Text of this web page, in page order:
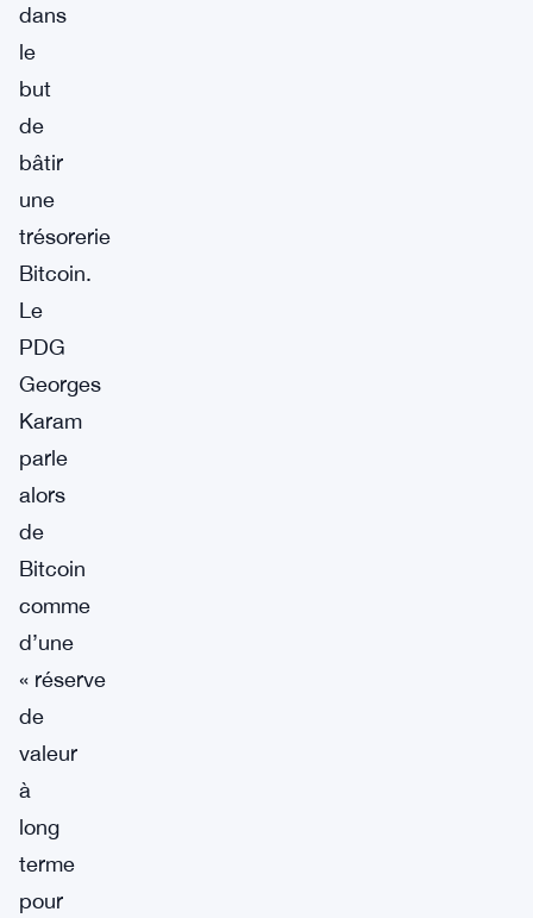
dans
le
but
de
bâtir
une
trésorerie
Bitcoin.
Le
PDG
Georges
Karam
parle
alors
de
Bitcoin
comme
d’une
« réserve
de
valeur
à
long
terme
pour